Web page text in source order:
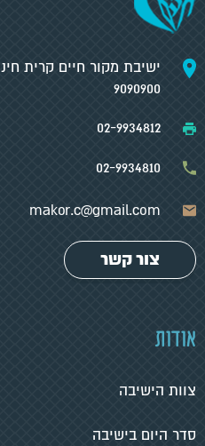
9090900
02-9934812
02-9934810
makor.c@gmail.com
צור קשר
אודות
צוות הישיבה
סדר היום בישיבה